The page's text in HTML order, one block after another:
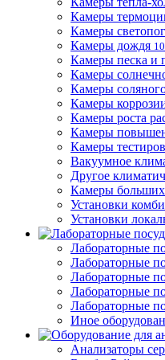
Камеры
Камеры
Камеры дождя 10
Камеры песка и
Камеры
Камеры
Камеры
Камеры роста
Камеры
Камеры
Вакуумное
Другое
Камеры
Установки
Установки
Лабораторные
Лабораторные
Лабораторные
Лабораторные
Лабораторные
Иное
Анализаторы